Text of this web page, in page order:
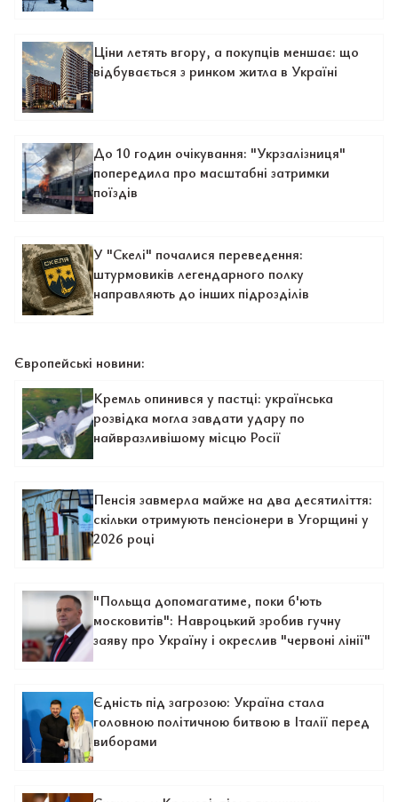
Ціни летять вгору, а покупців меншає: що
відбувається з ринком житла в Україні
До 10 годин очікування: "Укрзалізниця"
попередила про масштабні затримки
поїздів
У "Скелі" почалися переведення:
штурмовиків легендарного полку
направляють до інших підрозділів
Європейські новини:
Кремль опинився у пастці: українська
розвідка могла завдати удару по
найвразливішому місцю Росії
Пенсія завмерла майже на два десятиліття:
скільки отримують пенсіонери в Угорщині у
2026 році
"Польща допомагатиме, поки б'ють
московитів": Навроцький зробив гучну
заяву про Україну і окреслив "червоні лінії"
Єдність під загрозою: Україна стала
головною політичною битвою в Італії перед
виборами